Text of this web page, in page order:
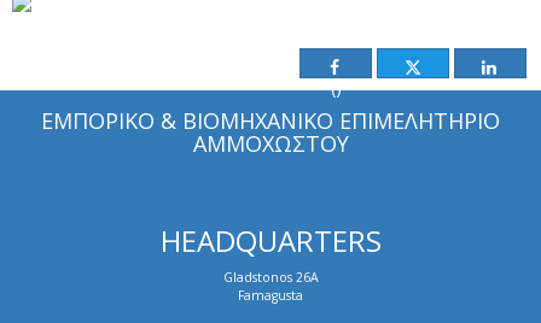
()
ΕΜΠΟΡΙΚΟ & ΒΙΟΜΗΧΑΝΙΚΟ ΕΠΙΜΕΛΗΤΗΡΙΟ
ΑΜΜΟΧΩΣΤΟΥ
HEADQUARTERS
Gladstonos 26A
Famagusta